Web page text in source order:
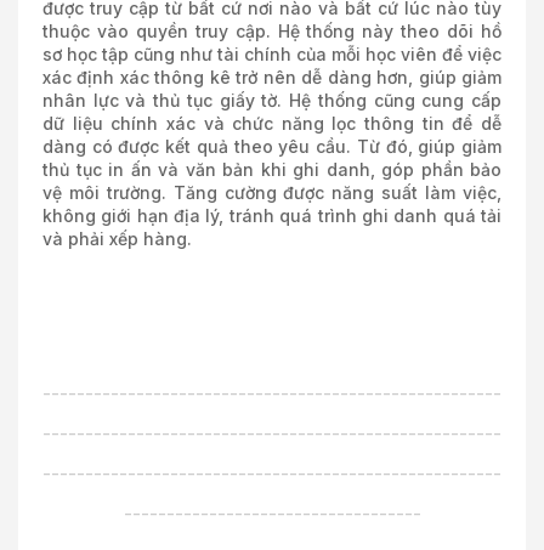
được truy cập từ bất cứ nơi nào và bất cứ lúc nào tùy
thuộc vào quyền truy cập. Hệ thống này theo dõi hồ
sơ học tập cũng như tài chính của mỗi học viên để việc
xác định xác thông kê trở nên dễ dàng hơn, giúp giảm
nhân lực và thủ tục giấy tờ. Hệ thống cũng cung cấp
dữ liệu chính xác và chức năng lọc thông tin để dễ
dàng có được kết quả theo yêu cầu. Từ đó, giúp giảm
thủ tục in ấn và văn bản khi ghi danh, góp phần bảo
vệ môi trường. Tăng cường được năng suất làm việc,
không giới hạn địa lý, tránh quá trình ghi danh quá tải
và phải xếp hàng.
------------------------------------------------------
------------------------------------------------------
------------------------------------------------------
-----------------------------------